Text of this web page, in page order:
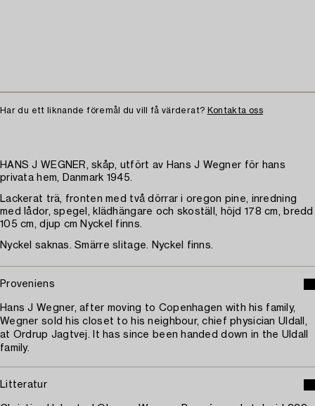
Har du ett liknande föremål du vill få värderat? Kontakta oss
HANS J WEGNER, skåp, utfört av Hans J Wegner för hans
privata hem, Danmark 1945.
Lackerat trä, fronten med två dörrar i oregon pine, inredning
med lådor, spegel, klädhängare och skoställ, höjd 178 cm, bredd
105 cm, djup cm Nyckel finns.
Nyckel saknas. Smärre slitage. Nyckel finns.
Proveniens
Hans J Wegner, after moving to Copenhagen with his family,
Wegner sold his closet to his neighbour, chief physician Uldall,
at Ordrup Jagtvej. It has since been handed down in the Uldall
family.
Litteratur